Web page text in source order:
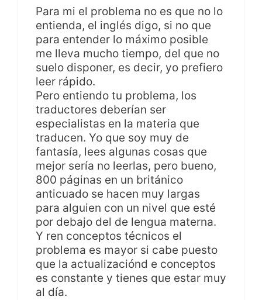
Para mi el problema no es que no lo
entienda, el inglés digo, si no que
para entender lo máximo posible
me lleva mucho tiempo, del que no
suelo disponer, es decir, yo prefiero
leer rápido.
Pero entiendo tu problema, los
traductores deberían ser
especialistas en la materia que
traducen. Yo que soy muy de
fantasía, lees algunas cosas que
mejor sería no leerlas, pero bueno,
800 páginas en un británico
anticuado se hacen muy largas
para alguien con un nivel que esté
por debajo del de lengua materna.
Y ren conceptos técnicos el
problema es mayor si cabe puesto
que la actualizaciónd e conceptos
es constante y tienes que estar muy
al día.